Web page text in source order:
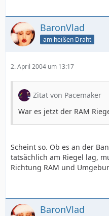
BaronVlad
am heißen Draht
2. April 2004 um 13:17
Zitat von Pacemaker
War es jetzt der RAM
Scheint so. Ob es an der
tatsächlich am Riegel lag,
Richtung RAM und
BaronVlad